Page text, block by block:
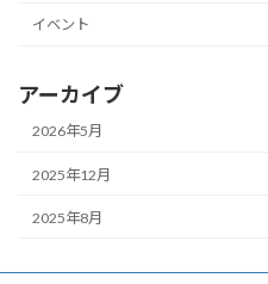
イベント
アーカイブ
2026年5月
2025年12月
2025年8月